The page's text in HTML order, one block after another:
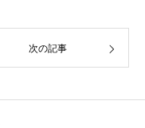
次の記事